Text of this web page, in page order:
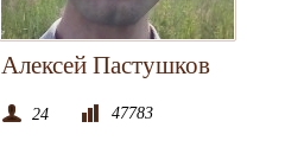
Алексей Пастушков
24 47783